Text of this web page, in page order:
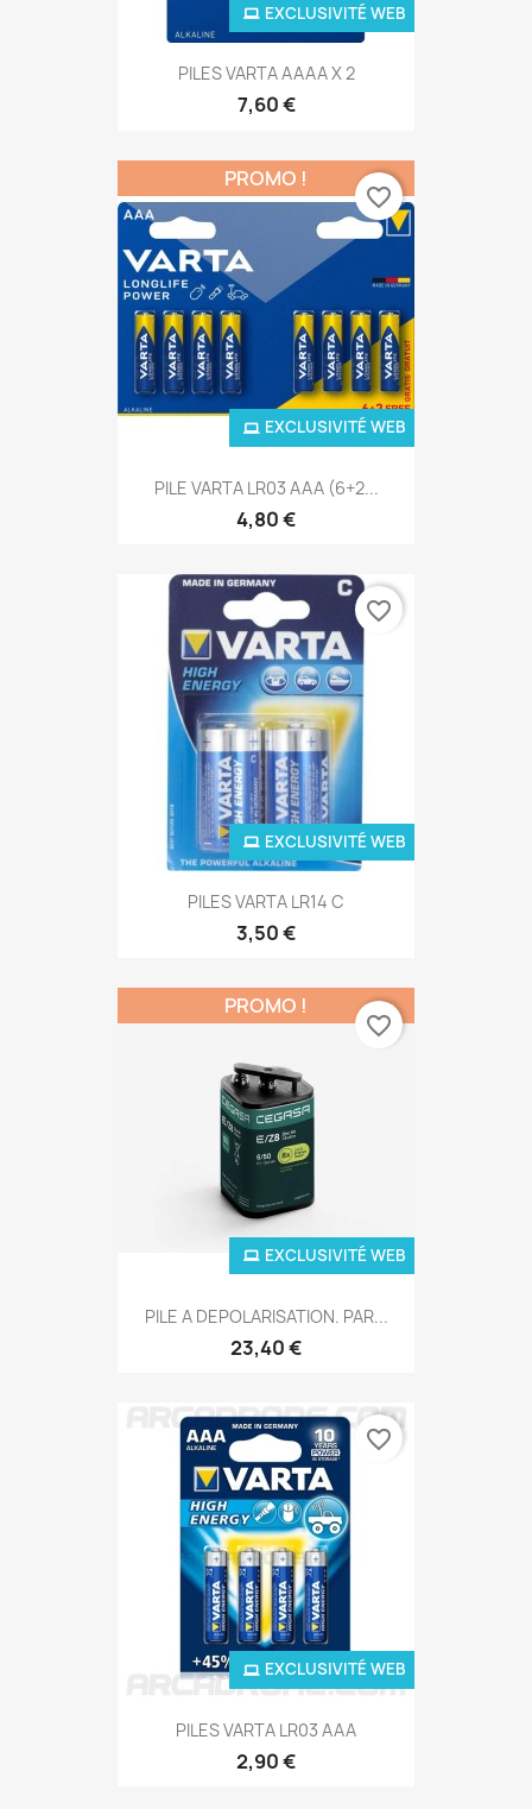
PILES VARTA AAAA X 2
7,60 €
EXCLUSIVITÉ WEB
PILE VARTA LR03 AAA (6+2...
4,80 €
EXCLUSIVITÉ WEB
PROMO !
favorite_border
PILES VARTA LR14 C
3,50 €
EXCLUSIVITÉ WEB
favorite_border
PILE A DEPOLARISATION. PAR...
23,40 €
EXCLUSIVITÉ WEB
PROMO !
favorite_border
PILES VARTA LR03 AAA
2,90 €
EXCLUSIVITÉ WEB
favorite_border